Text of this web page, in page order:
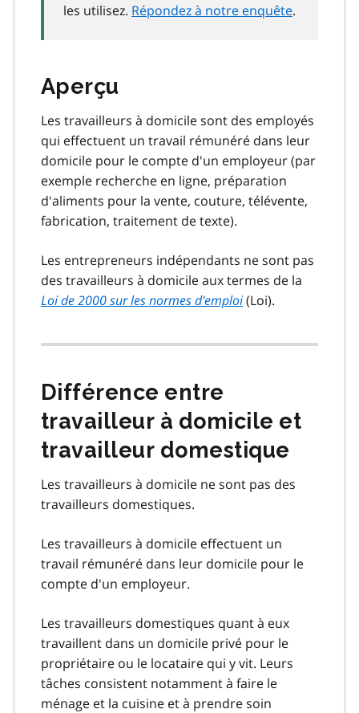
les utilisez. Répondez à notre enquête.
Aperçu
Les travailleurs à domicile sont des employés
qui effectuent un travail rémunéré dans leur
domicile pour le compte d'un employeur (par
exemple recherche en ligne, préparation
d'aliments pour la vente, couture, télévente,
fabrication, traitement de texte).
Les entrepreneurs indépendants ne sont pas
des travailleurs à domicile aux termes de la
Loi de 2000 sur les normes d'emploi(Loi).
Différence entre
travailleur à domicile et
travailleur domestique
Les travailleurs à domicile ne sont pas des
travailleurs domestiques.
Les travailleurs à domicile effectuent un
travail rémunéré dans leur domicile pour le
compte d'un employeur.
Les travailleurs domestiques quant à eux
travaillent dans un domicile privé pour le
propriétaire ou le locataire qui y vit. Leurs
tâches consistent notamment à faire le
ménage et la cuisine et à prendre soin